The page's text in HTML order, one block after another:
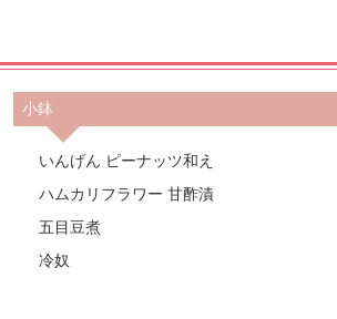
小鉢
いんげん ピーナッツ和え
ハムカリフラワー 甘酢漬
五目豆煮
冷奴